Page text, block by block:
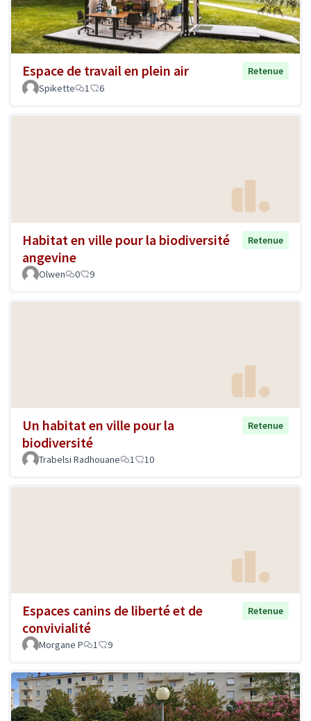
Espace de travail en plein air
Retenue
Spikette
1 6
Habitat en ville pour la biodiversité
angevine
Retenue
Olwen 0 9
Un habitat en ville pour la
biodiversité
Retenue
Trabelsi Radhouane 1 10
Espaces canins de liberté et de
convivialité
Retenue
Morgane P 1 9